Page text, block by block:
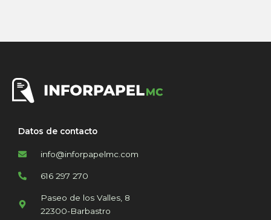
Datos de contacto
info@inforpapelmc.com
616 297 270
Paseo de los Valles, 8
22300-Barbastro